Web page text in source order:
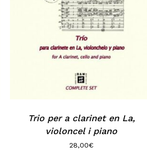
Trio per a clarinet en La,
violoncel i piano
28,00€